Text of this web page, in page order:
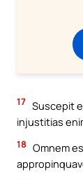
17 Suscepit
injustitias
18 Omnem